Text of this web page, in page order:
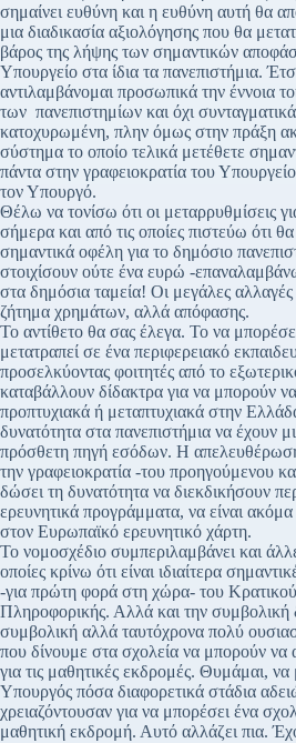
σημαίνει ευθύνη και η ευθύνη αυτή θα
μια διαδικασία αξιολόγησης που θα
βάρος της λήψης των σημαντικών
Υπουργείο στα ίδια τα πανεπιστήμια.
αντιλαμβάνομαι προσωπικά την έννοια
των πανεπιστημίων και όχι
κατοχυρωμένη, πλην όμως στην πράξη
σύστημα το οποίο τελικά μετέθετε
πάντα στην γραφειοκρατία του
τον Υπουργό.
Θέλω να τονίσω ότι οι μεταρρυθμίσεις
σήμερα και από τις οποίες πιστεύω ότι
σημαντικά οφέλη για το δημόσιο
στοιχίσουν ούτε ένα ευρώ -
στα δημόσια ταμεία! Οι μεγάλες αλλαγές
ζήτημα χρημάτων, αλλά απόφασης.
Το αντίθετο θα σας έλεγα. Το να
μετατραπεί σε ένα περιφερειακό
προσελκύοντας φοιτητές από το
καταβάλλουν δίδακτρα για να μπορούν
προπτυχιακά ή μεταπτυχιακά στην
δυνατότητα στα πανεπιστήμια να έχουν
πρόσθετη πηγή εσόδων. Η
την γραφειοκρατία -του προηγούμενου
δώσει τη δυνατότητα να διεκδικήσουν
ερευνητικά προγράμματα, να είναι ακόμα
στον Ευρωπαϊκό ερευνητικό χάρτη.
Το νομοσχέδιο συμπεριλαμβάνει και
οποίες κρίνω ότι είναι ιδιαίτερα
-για πρώτη φορά στη χώρα- του
Πληροφορικής. Αλλά και την συμβολική
συμβολική αλλά ταυτόχρονα πολύ
που δίνουμε στα σχολεία να μπορούν να
για τις μαθητικές εκδρομές. Θυμάμαι, να
Υπουργός πόσα διαφορετικά στάδια
χρειαζόντουσαν για να μπορέσει ένα
μαθητική εκδρομή. Αυτό αλλάζει πια.